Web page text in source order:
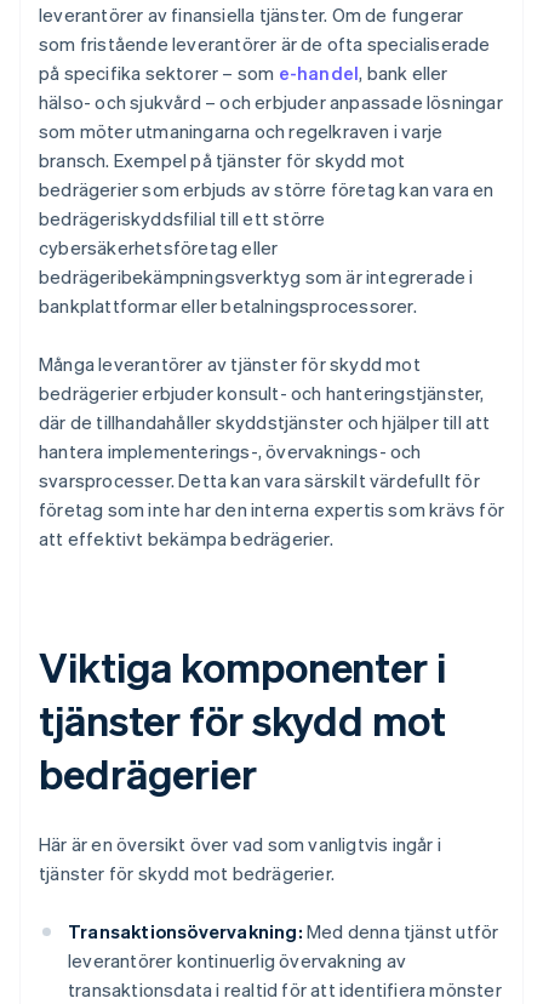
leverantörer av finansiella tjänster. Om de fungerar
som fristående leverantörer är de ofta specialiserade
på specifika sektorer – som e-handel, bank eller
hälso- och sjukvård – och erbjuder anpassade lösningar
som möter utmaningarna och regelkraven i varje
bransch. Exempel på tjänster för skydd mot
bedrägerier som erbjuds av större företag kan vara en
bedrägeriskyddsfilial till ett större
cybersäkerhetsföretag eller
bedrägeribekämpningsverktyg som är integrerade i
bankplattformar eller betalningsprocessorer.
Många leverantörer av tjänster för skydd mot
bedrägerier erbjuder konsult- och hanteringstjänster,
där de tillhandahåller skyddstjänster och hjälper till att
hantera implementerings-, övervaknings- och
svarsprocesser. Detta kan vara särskilt värdefullt för
företag som inte har den interna expertis som krävs för
att effektivt bekämpa bedrägerier.
Viktiga komponenter i
tjänster för skydd mot
bedrägerier
Här är en översikt över vad som vanligtvis ingår i
tjänster för skydd mot bedrägerier.
Transaktionsövervakning: Med denna tjänst utför
leverantörer kontinuerlig övervakning av
transaktionsdata i realtid för att identifiera mönster